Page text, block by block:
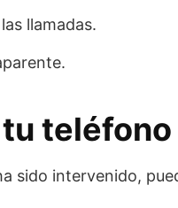
llamadas.
sido intervenido,